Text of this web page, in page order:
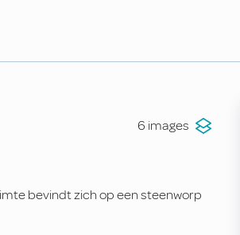
6 images
bevindt zich op een steenworp